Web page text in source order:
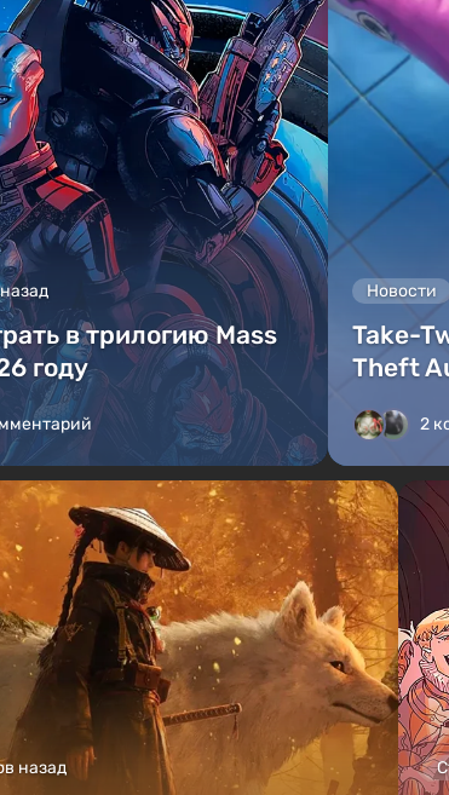
в трилогию Mass
году
Новости
Take-
Theft
2
назад